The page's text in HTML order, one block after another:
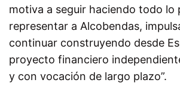
motiva a seguir haciendo todo lo
representar a Alcobendas,
continuar construyendo desde
proyecto financiero
y con vocación de largo plazo”.